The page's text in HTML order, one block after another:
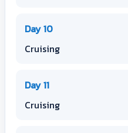
Day 10
Cruising
Day 11
Cruising